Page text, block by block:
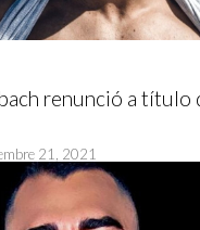
renunció a título
21, 2021